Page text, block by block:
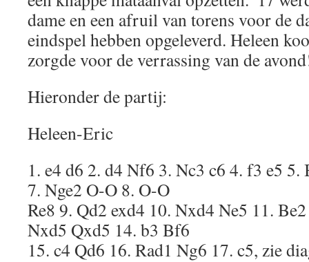
dame en een afruil van torens voor de
eindspel hebben opgeleverd. Heleen
zorgde voor de verrassing van de
Hieronder de partij:
Heleen-Eric
1. e4 d6 2. d4 Nf6 3. Nc3 c6 4. f3 e5
7. Nge2 O-O 8. O-O
Re8 9. Qd2 exd4 10. Nxd4 Ne5 11.
Nxd5 Qxd5 14. b3 Bf6
15. c4 Qd6 16. Rad1 Ng6 17. c5, zie